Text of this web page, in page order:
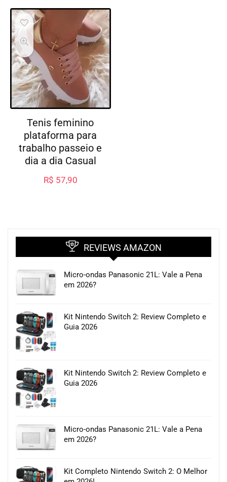
Tenis feminino
plataforma para
trabalho passeio e
dia a dia Casual
R$ 57,90
REVIEWS AMAZON
Micro-ondas Panasonic 21L: Vale a Pena
em 2026?
Kit Nintendo Switch 2: Review Completo e
Guia 2026
Kit Nintendo Switch 2: Review Completo e
Guia 2026
Micro-ondas Panasonic 21L: Vale a Pena
em 2026?
Kit Completo Nintendo Switch 2: O Melhor